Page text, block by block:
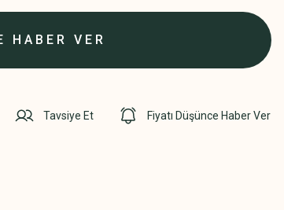
HABER VER
Tavsiye Et Fiyatı Düşünce Haber Ver